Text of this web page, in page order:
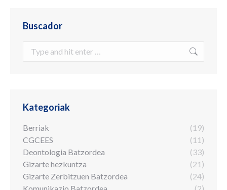
Buscador
Kategoriak
Berriak
(19)
CGCEES
(11)
Deontologia Batzordea
(33)
Gizarte hezkuntza
(21)
Gizarte Zerbitzuen Batzordea
(24)